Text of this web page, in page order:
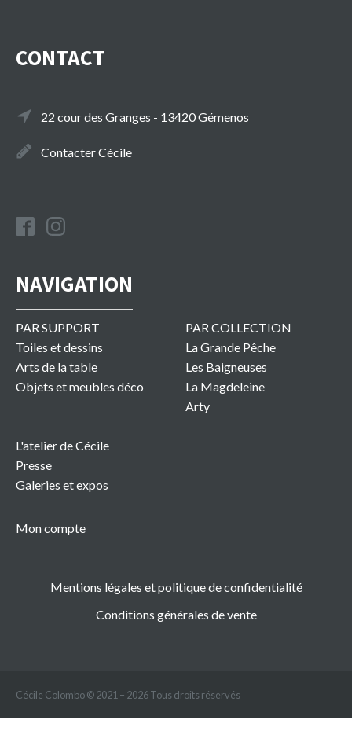
CONTACT
22 cour des Granges - 13420 Gémenos
Contacter Cécile
NAVIGATION
PAR SUPPORT
Toiles et dessins
Arts de la table
Objets et meubles déco
PAR COLLECTION
La Grande Pêche
Les Baigneuses
La Magdeleine
Arty
L'atelier de Cécile
Presse
Galeries et expos
Mon compte
Mentions légales et politique de confidentialité
Conditions générales de vente
Cécile Colombo © 2021 – 2026 Tous droits réservés